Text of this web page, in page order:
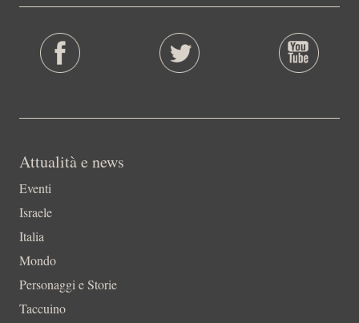
Attualità e news
Eventi
Israele
Italia
Mondo
Personaggi e Storie
Taccuino